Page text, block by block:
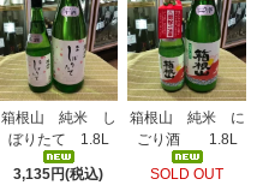
箱根山 純米 し
ぼりたて 1.8L
3,135円(税込)
箱根山 純米 に
ごり酒 1.8L
SOLD OUT